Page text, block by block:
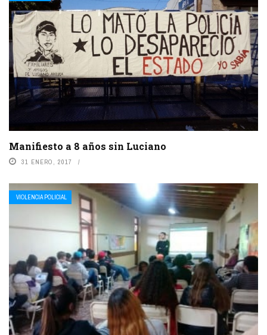
Manifiesto a 8 años sin Luciano
31 ENERO, 2017
VIOLENCIA POLICIAL